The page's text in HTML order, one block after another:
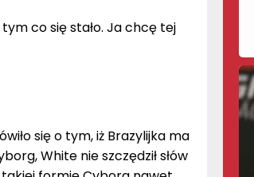
co się stało. Ja chcę tej
się o tym, iż Brazylijka ma
White nie szczędził słów